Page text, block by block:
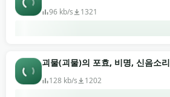
96 kb/s 1321
괴물(괴물)의 포효, 비명, 신음소리
128 kb/s 1202